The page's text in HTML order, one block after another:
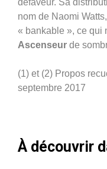
nom de Naomi
« bankable », ce qui
Ascenseur de
(1) et (2) Propos
septembre 2017
À découvrir